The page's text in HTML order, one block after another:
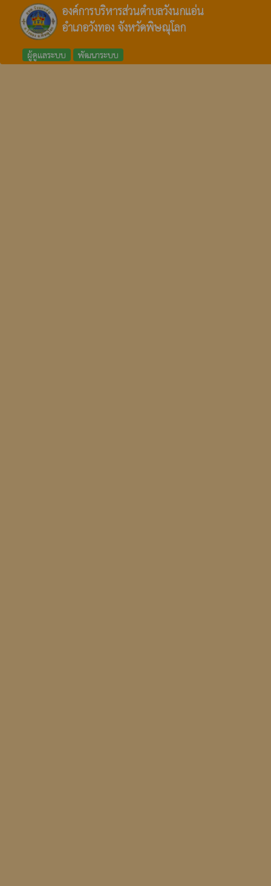
องค์การบริหารส่วนตำบลวังนกแอ่น
อำเภอวังทอง จังหวัดพิษณุโลก
ผู้ดูแลระบบ พัฒนาระบบ